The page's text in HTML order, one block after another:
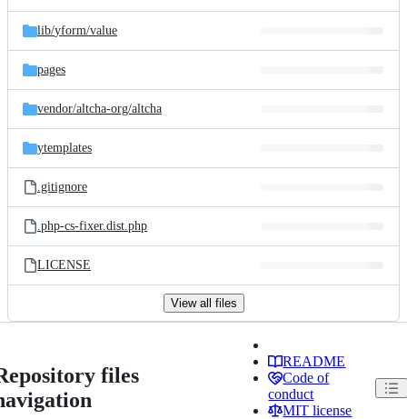
lib/yform/value
pages
vendor/altcha-org/altcha
ytemplates
.gitignore
.php-cs-fixer.dist.php
LICENSE
View all files
files
README
Code of
conduct
MIT license